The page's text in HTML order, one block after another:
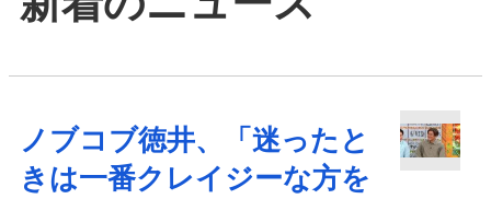
ノブコブ徳井、「迷ったと
きは一番クレイジーな方を